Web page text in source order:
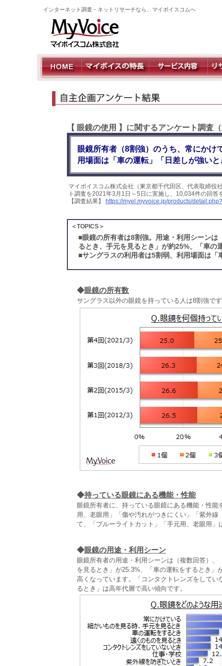
インターネット調査・ネットリサーチなら、マイボイスコムへ
【 眼鏡の使用 】に関するアンケート調査
眼鏡所有者（8割強）のうち、常にかけ
用場面は「車の運転」「日差しが強い
マイボイスコム株式会社（東京都千代田区、代表取締
ト調査を2021年3月1日～5日に実施し、10,034件の回
【調査結果】
https://myel.myvoice.jp/products/
＜TOPICS＞
■眼鏡の所有者は8割強。用途・利用シーン
るとき、手元を見るとき」が約25%、「車の
■サングラスの利用者は5割弱、利用場面は
◆眼鏡の所有数
サングラス以外の眼鏡を持っている人は8割強で
◆持っている眼鏡にある機能・性能
眼鏡所有者に、持っている眼鏡にある機能・性
用、老眼用」「傷や汚れがつきにくい」「紫外
て、「ブルーライトカット」「手元用、老眼用」
◆眼鏡の用途・利用シーン
眼鏡所有者の用途・利用シーンは（複数回答）
を見るとき」が25.3%、「車の運転をするとき
高くなっています。「コンタクトレンズをして
るとき」は高年代層で高い傾向です。